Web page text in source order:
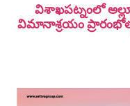
విశాఖపట్నంలో
విమానాశ్ర‌యం